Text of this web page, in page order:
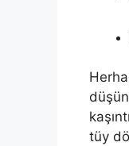
tüy